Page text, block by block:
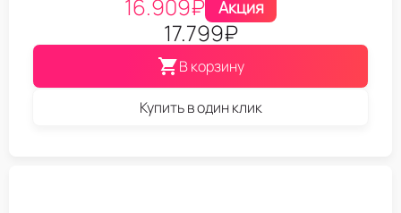
16.909₽ Акция
17.799₽
В корзину
Купить в один клик